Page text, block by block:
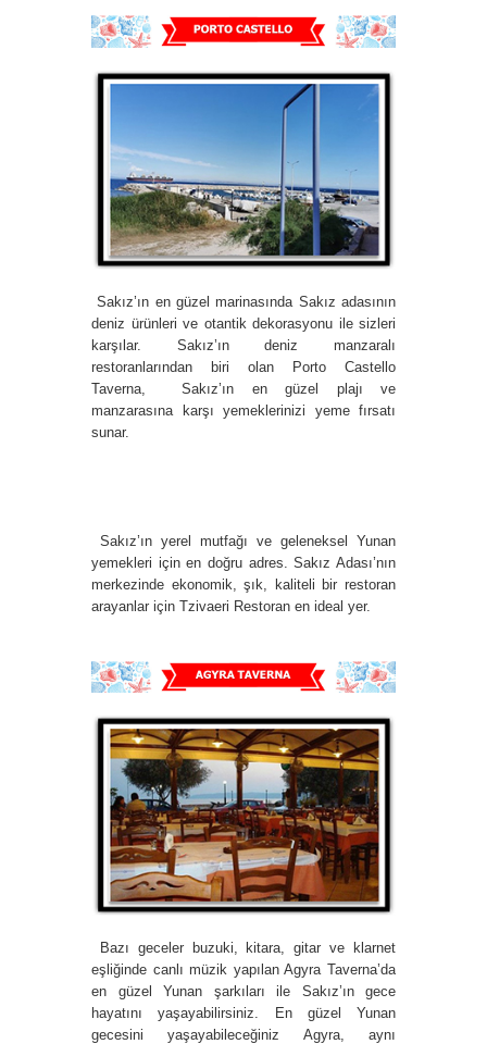
Sakız’ın en güzel marinasında Sakız adasının
deniz ürünleri ve otantik dekorasyonu ile sizleri
karşılar. Sakız’ın deniz manzaralı
restoranlarından biri olan Porto Castello
Taverna, Sakız’ın en güzel plajı ve
manzarasına karşı yemeklerinizi yeme fırsatı
sunar.
Sakız’ın yerel mutfağı ve geleneksel Yunan
yemekleri için en doğru adres. Sakız Adası’nın
merkezinde ekonomik, şık, kaliteli bir restoran
arayanlar için Tzivaeri Restoran en ideal yer.
Bazı geceler buzuki, kitara, gitar ve klarnet
eşliğinde canlı müzik yapılan Agyra Taverna’da
en güzel Yunan şarkıları ile Sakız’ın gece
hayatını yaşayabilirsiniz. En güzel Yunan
gecesini yaşayabileceğiniz Agyra, aynı